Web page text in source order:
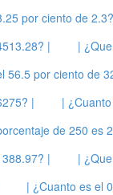
por ciento de
|
|
56.5 por ciento de
|
|
de 250 es
|
|
| ¿Cuanto es el